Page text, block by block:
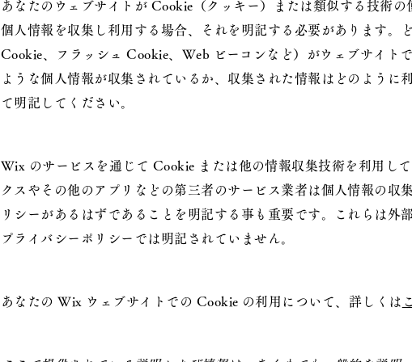
あなたのウェブサイトが Cookie（クッキー）または類似する技術
個人情報を収集し利用する場合、それを明記する必要があります。
Cookie、フラッシュ Cookie、Web ビーコンなど）がウェブサイト
ような個人情報が収集されているか、収集された情報はどのように
て明記してください。
Wix のサービスを通じて Cookie または他の情報収集技術を利用して
クスやその他のアプリなどの第三者のサービス業者は個人情報の収
リシーがあるはずであることを明記する事も重要です。これらは外
プライバシーポリシーでは明記されていません。
あなたの Wix ウェブサイトでの Cookie の利用について、詳しくは